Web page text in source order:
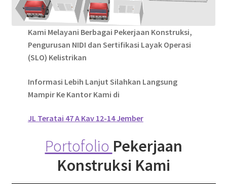
Pekerjaan Olahan Besi (Pengelasan)
Pembuatan Gazebo
Produk Layanan Kami
Reparasi Rumah
Kami Melayani Berbagai Pekerjaan Konstruksi,
Pengurusan NIDI dan Sertifikasi Layak Operasi
(SLO) Kelistrikan
Informasi Lebih Lanjut Silahkan Langsung
Mampir Ke Kantor Kami di
JL Teratai 47 A Kav 12-14 Jember
Portofolio Pekerjaan
Konstruksi Kami